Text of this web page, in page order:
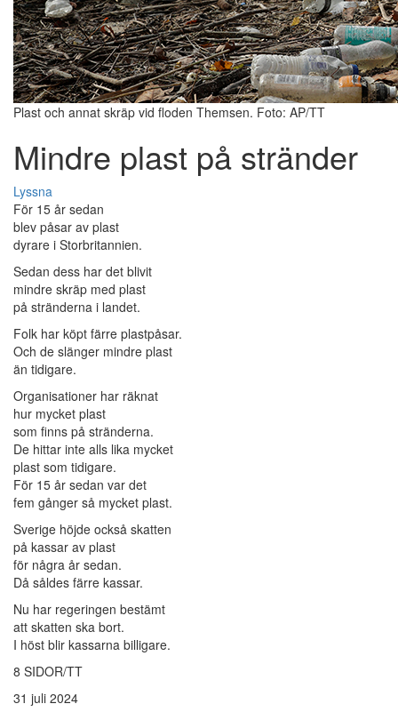
Plast och annat skräp vid floden Themsen. Foto: AP/TT
Mindre plast på stränder
Lyssna
För 15 år sedan
blev påsar av plast
dyrare i Storbritannien.
Sedan dess har det blivit
mindre skräp med plast
på stränderna i landet.
Folk har köpt färre plastpåsar.
Och de slänger mindre plast
än tidigare.
Organisationer har räknat
hur mycket plast
som finns på stränderna.
De hittar inte alls lika mycket
plast som tidigare.
För 15 år sedan var det
fem gånger så mycket plast.
Sverige höjde också skatten
på kassar av plast
för några år sedan.
Då såldes färre kassar.
Nu har regeringen bestämt
att skatten ska bort.
I höst blir kassarna billigare.
8 SIDOR/TT
31 juli 2024